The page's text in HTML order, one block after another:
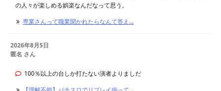
の人々が楽しめる娯楽なんだなって思う。
専業さんって職業聞かれたらなんて答え...
2026年8月5日
匿名 さん
100％以上の台しか打たない演者よりましだ